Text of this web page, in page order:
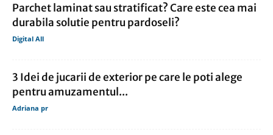
Parchet laminat sau stratificat? Care este cea mai
durabila solutie pentru pardoseli?
Digital All
3 Idei de jucarii de exterior pe care le poti alege
pentru amuzamentul...
Adriana pr